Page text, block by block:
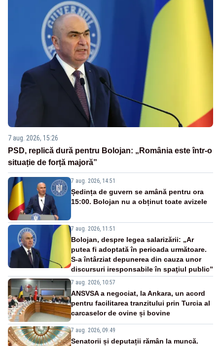
7 aug. 2026, 15:26
PSD, replică dură pentru Bolojan: „România este într-o
situație de forță majoră”
7 aug. 2026, 14:51
Ședința de guvern se amână pentru ora
15:00. Bolojan nu a obținut toate avizele
7 aug. 2026, 11:51
Bolojan, despre legea salarizării: „Ar
putea fi adoptată în perioada următoare.
S-a întârziat depunerea din cauza unor
discursuri iresponsabile în spaţiul public”
7 aug. 2026, 10:57
ANSVSA a negociat, la Ankara, un acord
pentru facilitarea tranzitului prin Turcia al
carcaselor de ovine și bovine
7 aug. 2026, 09:49
Senatorii și deputații rămân la muncă.